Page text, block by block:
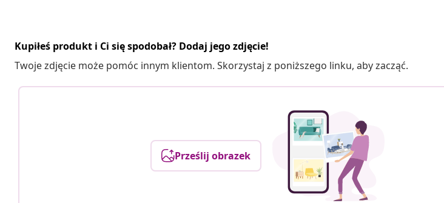
Kupiłeś produkt i Ci się spodobał? Dodaj jego zdjęcie!
Twoje zdjęcie może pomóc innym klientom. Skorzystaj z poniższego linku, aby zacząć.
Prześlij obrazek